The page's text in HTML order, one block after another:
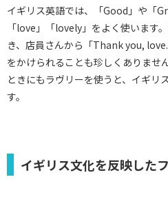
イギリス英語では、「Good」や「
「love」「lovely」をよく使います
き、店員さんから「Thank you,
をかけられることも珍しくありませ
ときにもラヴリーを使うと、イギリ
す。
イギリス文化を反映した